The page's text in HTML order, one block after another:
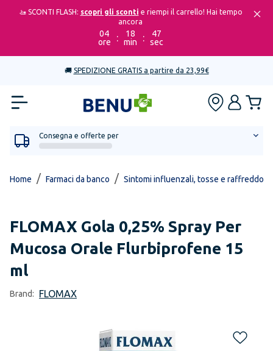
🚤 SCONTI FLASH: scopri gli sconti e riempi il carrello! Hai tempo
ancora
04
ore
:
18
min
:
47
sec
🚚 SPEDIZIONE GRATIS a partire da 23,99€
Consegna e offerte per
Home / Farmaci da banco / Sintomi influenzali, tosse e raffreddore
FLOMAX Gola 0,25% Spray Per
Mucosa Orale Flurbiprofene 15
ml
Brand: FLOMAX